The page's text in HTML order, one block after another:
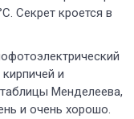
Секрет кроется в
и
Менделеева,
и очень хорошо.